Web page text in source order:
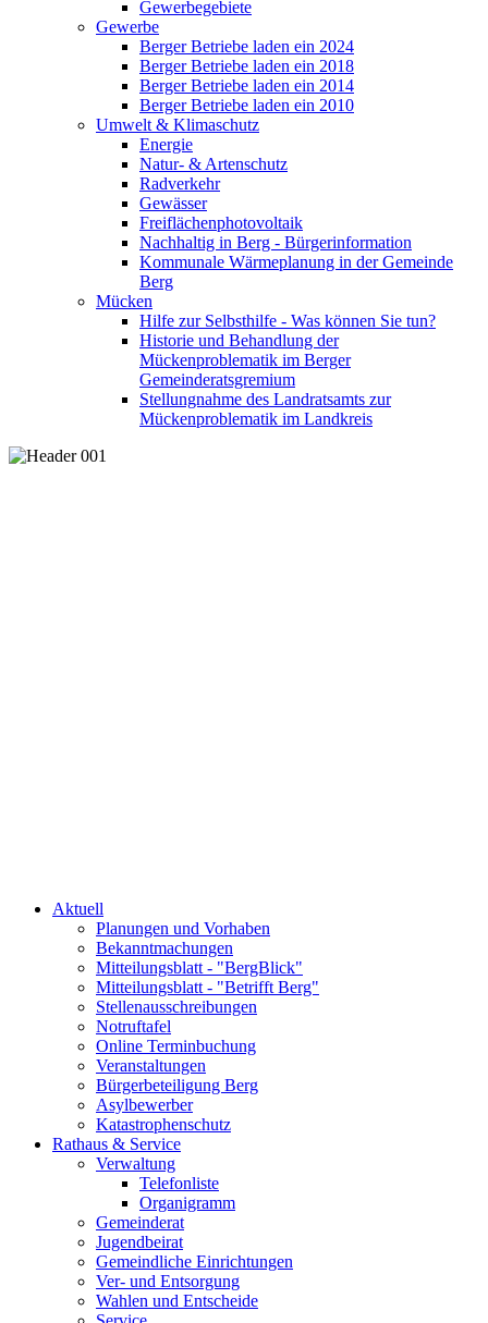
Gewerbegebiete
Gewerbe
Berger Betriebe laden ein 2024
Berger Betriebe laden ein 2018
Berger Betriebe laden ein 2014
Berger Betriebe laden ein 2010
Umwelt & Klimaschutz
Energie
Natur- & Artenschutz
Radverkehr
Gewässer
Freiflächenphotovoltaik
Nachhaltig in Berg - Bürgerinformation
Kommunale Wärmeplanung in der Gemeinde
Berg
Mücken
Hilfe zur Selbsthilfe - Was können Sie tun?
Historie und Behandlung der
Mückenproblematik im Berger
Gemeinderatsgremium
Stellungnahme des Landratsamts zur
Mückenproblematik im Landkreis
Aktuell
Planungen und Vorhaben
Bekanntmachungen
Mitteilungsblatt - "BergBlick"
Mitteilungsblatt - "Betrifft Berg"
Stellenausschreibungen
Notruftafel
Online Terminbuchung
Veranstaltungen
Bürgerbeteiligung Berg
Asylbewerber
Katastrophenschutz
Rathaus & Service
Verwaltung
Telefonliste
Organigramm
Gemeinderat
Jugendbeirat
Gemeindliche Einrichtungen
Ver- und Entsorgung
Wahlen und Entscheide